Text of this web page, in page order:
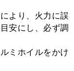
より、火力に誤
安にし、必ず調
ミホイルをかけ